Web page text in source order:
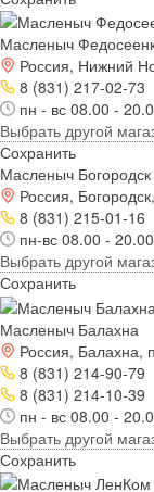
Масленыч
Россия, Нижний
8 (831) 217-02-73
пн - вс 08.00 -
Выбрать другой
Сохранить
Масленыч Богородск
Россия,
8 (831) 215-01-16
пн-вс 08.00 - 20.00
Выбрать другой
Сохранить
Масленыч Балахна
Россия, Балахна,
8 (831) 214-90-79
8 (831) 214-10-39
пн - вс 08.00 -
Выбрать другой
Сохранить